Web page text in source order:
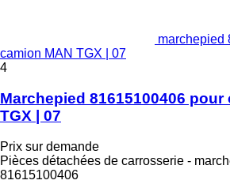
marchepied
camion MAN TGX | 07
4
Marchepied 81615100406 pour
TGX | 07
Prix sur demande
Pièces détachées de carrosserie -
81615100406